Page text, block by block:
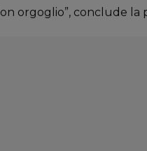
orgoglio”, conclude la